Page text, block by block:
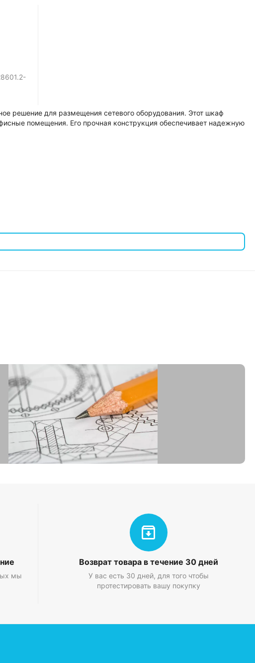
решение для размещения сетевого оборудования. Этот шкаф
помещения. Его прочная конструкция обеспечивает надежную
сетевое оборудование.
эффективное и безопасное хранение сетевого
строгим требованиям к сетевой инфраструктуре.
мы
Возврат товара в течение 30 дней
У вас есть 30 дней, для того чтобы
протестировать вашу покупку